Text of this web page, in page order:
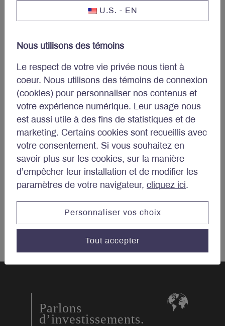
U.S. - EN
Nous utilisons des témoins
Le respect de votre vie privée nous tient à
coeur. Nous utilisons des témoins de connexion
(cookies) pour personnaliser nos contenus et
votre expérience numérique. Leur usage nous
est aussi utile à des fins de statistiques et de
marketing. Certains cookies sont recueillis avec
votre consentement. Si vous souhaitez en
savoir plus sur les cookies, sur la manière
d’empêcher leur installation et de modifier les
paramètres de votre navigateur, cliquez ici.
Personnaliser vos choix
Tout accepter
Abonnez-vous au bulletin et aux autres publications
Courriel *
Parlons
d’investissements.